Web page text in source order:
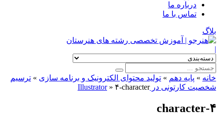
درباره ما
تماس با ما
بلاگ
|
خانه » پایه دهم » تولید محتوای الکترونیک و برنامه سازی » ترسیم
شخصیت کارتونی در Illustrator
» ۴-character
۴-character